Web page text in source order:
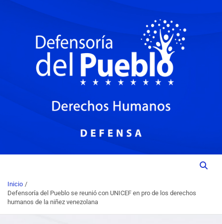
DEFENSORIA DEL PUEBLO
Institución del Poder Ciudadano para la Promoción, Defensa y
Inicio
Defensoría del Pueblo se reunió con UNICEF en pro de los derechos
humanos de la niñez venezolana